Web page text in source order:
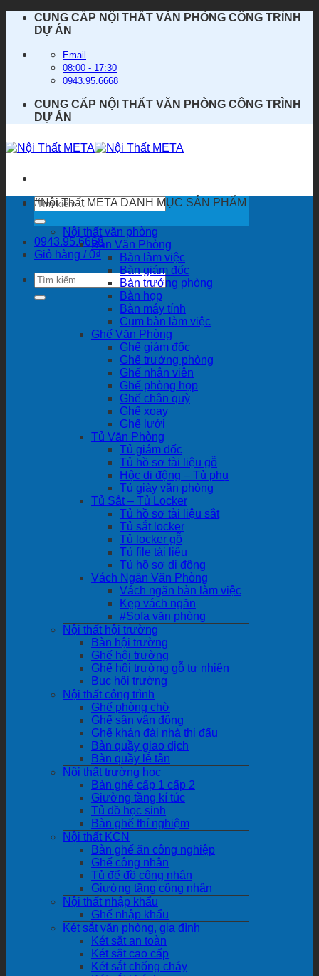
dung
CUNG CẤP NỘI THẤT VĂN PHÒNG CÔNG TRÌNH
DỰ ÁN
Email
08:00 - 17:30
0943.95.6668
CUNG CẤP NỘI THẤT VĂN PHÒNG CÔNG TRÌNH
DỰ ÁN
Tìm
kiếm:
0943.95.6668
Giỏ hàng /0₫
Tìm
kiếm:
#Nội Thất META DANH MỤC SẢN PHẨM
Nội thất văn phòng
Bàn Văn Phòng
Bàn làm việc
Bàn giám đốc
Bàn trưởng phòng
Bàn họp
Bàn máy tính
Cụm bàn làm việc
Ghế Văn Phòng
Ghế giám đốc
Ghế trưởng phòng
Ghế nhân viên
Ghế phòng họp
Ghế chân quỳ
Ghế xoay
Ghế lưới
Tủ Văn Phòng
Tủ giám đốc
Tủ hồ sơ tài liệu gỗ
Hộc di động – Tủ phụ
Tủ giày văn phòng
Tủ Sắt – Tủ Locker
Tủ hồ sơ tài liệu sắt
Tủ sắt locker
Tủ locker gỗ
Tủ file tài liệu
Tủ hồ sơ di động
Vách Ngăn Văn Phòng
Vách ngăn bàn làm việc
Kẹp vách ngăn
#Sofa văn phòng
Nội thất hội trường
Bàn hội trường
Ghế hội trường
Ghế hội trường gỗ tự nhiên
Bục hội trường
Nội thất công trình
Ghế phòng chờ
Ghế sân vận động
Ghế khán đài nhà thi đấu
Bàn quầy giao dịch
Bàn quầy lễ tân
Nội thất trường học
Bàn ghế cấp 1 cấp 2
Giường tầng kí túc
Tủ đồ học sinh
Bàn ghế thí nghiệm
Nội thất KCN
Bàn ghế ăn công nghiệp
Ghế công nhân
Tủ để đồ công nhân
Giường tầng công nhân
Nội thất nhập khẩu
Ghế nhập khẩu
Két sắt văn phòng, gia đình
Két sắt an toàn
Két sắt cao cấp
Két sắt chống cháy